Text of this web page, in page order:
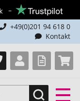
+49(0)201 94 618 0
Kontakt